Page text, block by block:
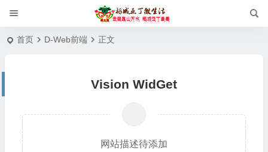
首页 D-Web前端 正文
Vision WidGet
网站描述待添加